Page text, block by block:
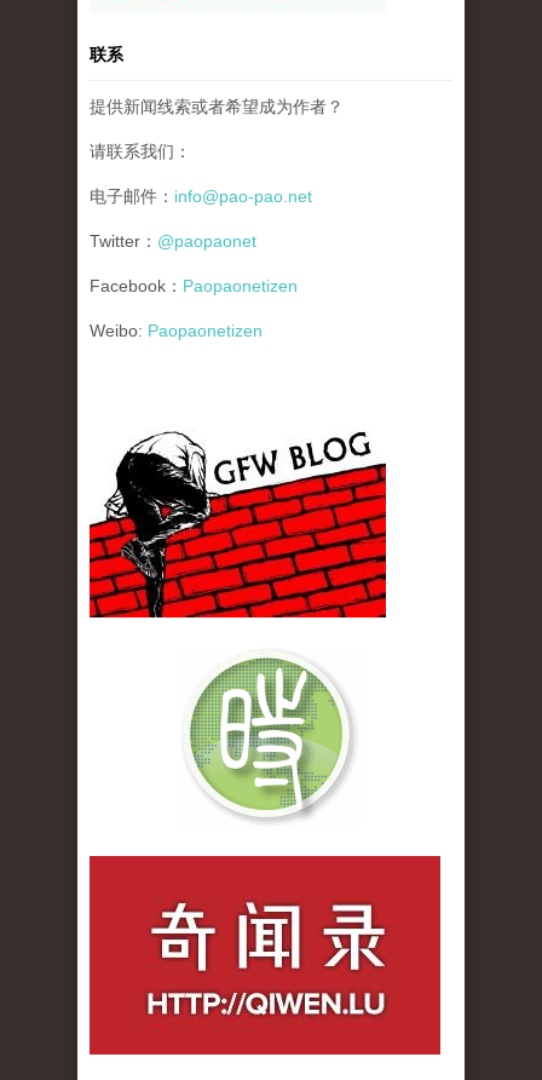
联系
提供新闻线索或者希望成为作者？
请联系我们：
电子邮件： info@pao-pao.net
Twitter： @paopaonet
Facebook： Paopaonetizen
Weibo: Paopaonetizen
gfw_blog_small.jpg